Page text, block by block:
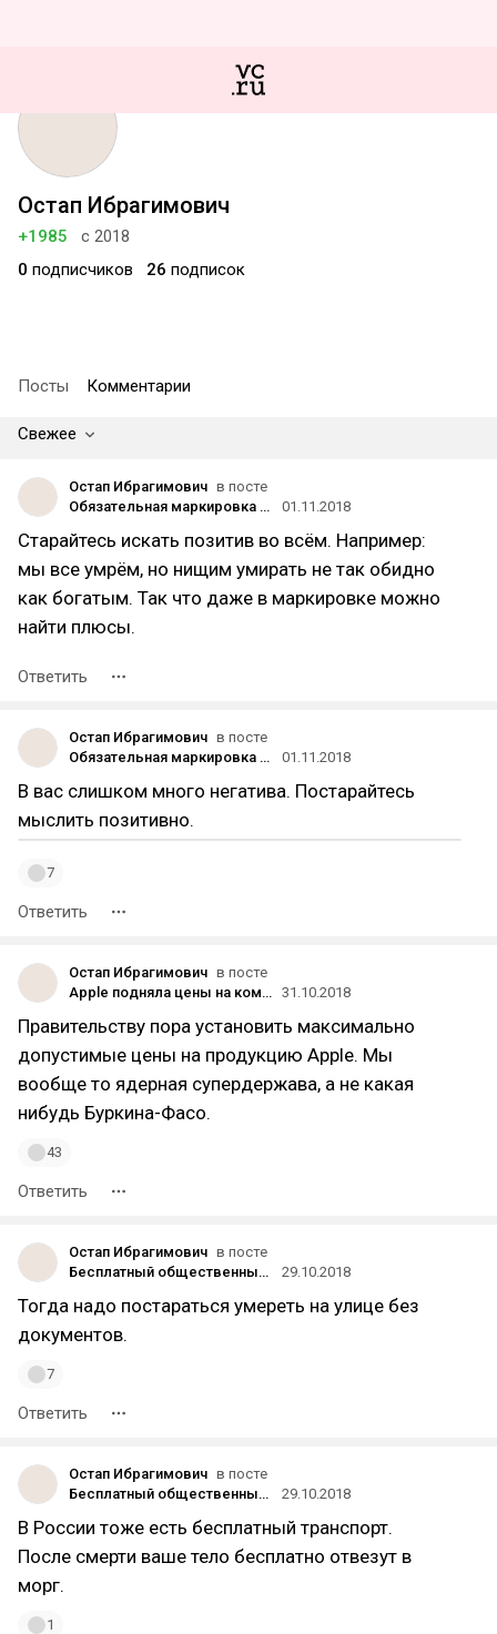
Остап Ибрагимович
+1985
с 2018
0 подписчиков 26 подписок
Посты Комментарии
Свежее
Остап Ибрагимович в посте
Обязательная маркировка товаров: проект, который изменит российский бизнес
01.11.2018
Старайтесь искать позитив во всём. Например:
мы все умрём, но нищим умирать не так обидно
как богатым. Так что даже в маркировке можно
найти плюсы.
Ответить
Остап Ибрагимович в посте
Обязательная маркировка товаров: проект, который изменит российский бизнес
01.11.2018
В вас слишком много негатива. Постарайтесь
мыслить позитивно.
7
Ответить
Остап Ибрагимович в посте
Apple подняла цены на компьютеры и планшеты в России после презентации новых Macbook и iPad 31.10.2018
Правительству пора установить максимально
допустимые цены на продукцию Apple. Мы
вообще то ядерная супердержава, а не какая
нибудь Буркина-Фасо.
43
Ответить
Остап Ибрагимович в посте
Бесплатный общественный транспорт: эксперимент во французском Дюнкерке
29.10.2018
Тогда надо постараться умереть на улице без
документов.
7
Ответить
Остап Ибрагимович в посте
Бесплатный общественный транспорт: эксперимент во французском Дюнкерке
29.10.2018
В России тоже есть бесплатный транспорт.
После смерти ваше тело бесплатно отвезут в
морг.
1